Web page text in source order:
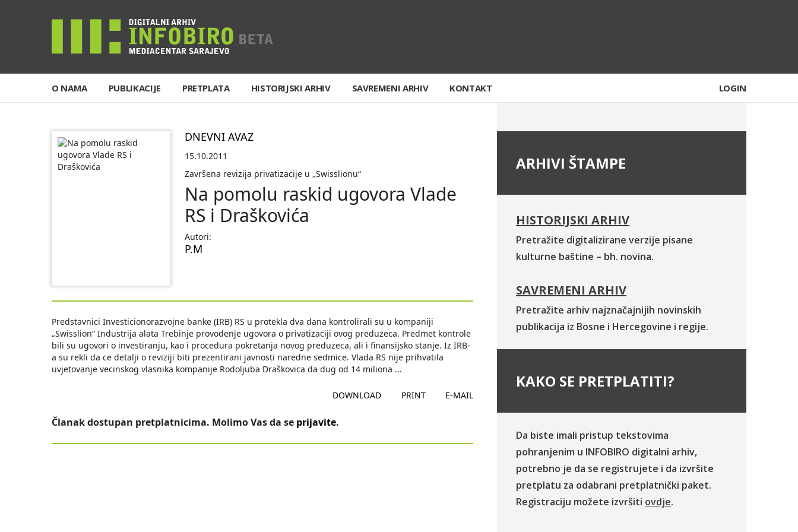
O NAMA PUBLIKACIJE PRETPLATA HISTORIJSKI ARHIV SAVREMENI ARHIV KONTAKT LOGIN
DNEVNI AVAZ
15.10.2011
Završena revizija privatizacije u „Swisslionu“
Na pomolu raskid ugovora Vlade
RS i Draškovića
Autori:
P.M
Predstavnici Investicionorazvojne banke (IRB) RS u protekla dva dana kontrolirali su u kompaniji
„Swisslion“ Industrija alata Trebinje provodenje ugovora o privatizaciji ovog preduzeca. Predmet kontrole
bili su ugovori o investiranju, kao i procedura pokretanja novog preduzeca, ali i finansijsko stanje. Iz IRB-
a su rekli da ce detalji o reviziji biti prezentirani javnosti naredne sedmice. Vlada RS nije prihvatila
uvjetovanje vecinskog vlasnika kompanije Rodoljuba Draškovica da dug od 14 miliona ...
DOWNLOAD PRINT E-MAIL
Članak dostupan pretplatnicima. Molimo Vas da se prijavite.
ARHIVI ŠTAMPE
HISTORIJSKI ARHIV
Pretražite digitalizirane verzije pisane
kulturne baštine – bh. novina.
SAVREMENI ARHIV
Pretražite arhiv najznačajnijih novinskih
publikacija iz Bosne i Hercegovine i regije.
KAKO SE PRETPLATITI?
Da biste imali pristup tekstovima
pohranjenim u INFOBIRO digitalni arhiv,
potrebno je da se registrujete i da izvršite
pretplatu za odabrani pretplatnički paket.
Registraciju možete izvršiti ovdje.